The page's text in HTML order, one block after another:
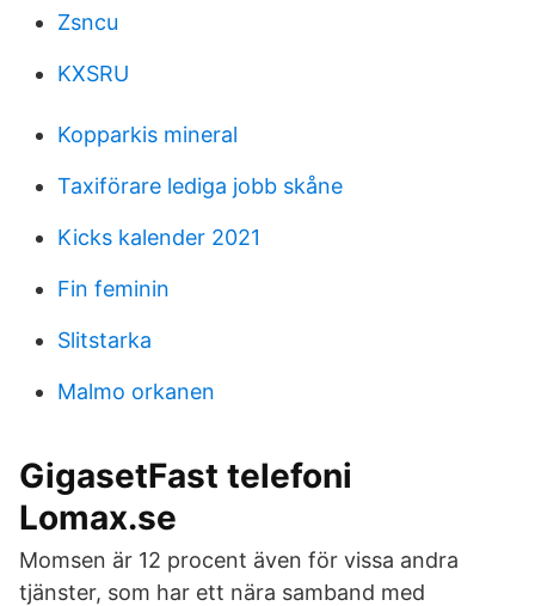
Zsncu
KXSRU
Kopparkis mineral
Taxiförare lediga jobb skåne
Kicks kalender 2021
Fin feminin
Slitstarka
Malmo orkanen
GigasetFast telefoni
Lomax.se
Momsen är 12 procent även för vissa andra
tjänster, som har ett nära samband med